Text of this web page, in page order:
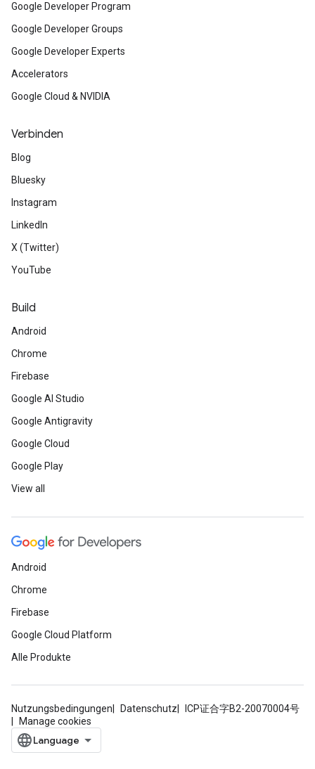
Google Developer Program
Google Developer Groups
Google Developer Experts
Accelerators
Google Cloud & NVIDIA
Verbinden
Blog
Bluesky
Instagram
LinkedIn
X (Twitter)
YouTube
Build
Android
Chrome
Firebase
Google AI Studio
Google Antigravity
Google Cloud
Google Play
View all
Android
Chrome
Firebase
Google Cloud Platform
Alle Produkte
Nutzungsbedingungen Datenschutz
ICP证合字B2-20070004号
Manage cookies